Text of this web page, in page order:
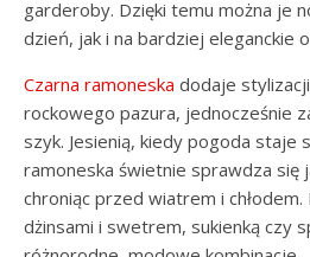
garderoby. Dzięki temu można je
dzień, jak i na bardziej eleganckie
Czarna ramoneska dodaje
rockowego pazura, jednocześnie
szyk. Jesienią, kiedy pogoda staje
ramoneska świetnie sprawdza się
chroniąc przed wiatrem i
dżinsami i swetrem, sukienką czy